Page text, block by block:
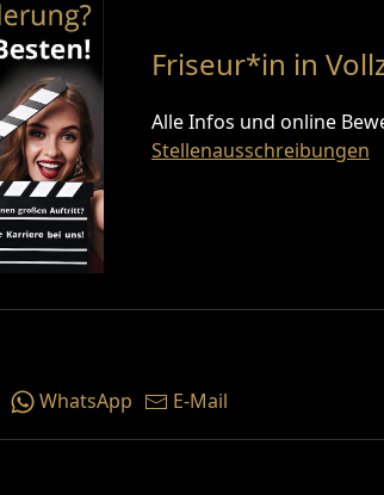
Friseur*in in
Alle Infos und online
Stellenausschreibungen
WhatsApp E-Mail